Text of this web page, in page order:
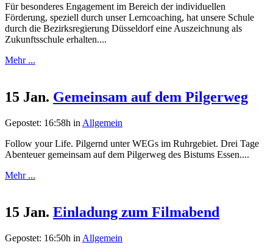
Für besonderes Engagement im Bereich der individuellen
Förderung, speziell durch unser Lerncoaching, hat unsere Schule
durch die Bezirksregierung Düsseldorf eine Auszeichnung als
Zukunftsschule erhalten....
Mehr ...
15 Jan. Gemeinsam auf dem Pilgerweg
Gepostet: 16:58h in Allgemein
Follow your Life. Pilgernd unter WEGs im Ruhrgebiet. Drei Tage
Abenteuer gemeinsam auf dem Pilgerweg des Bistums Essen....
Mehr ...
15 Jan. Einladung zum Filmabend
Gepostet: 16:50h in Allgemein